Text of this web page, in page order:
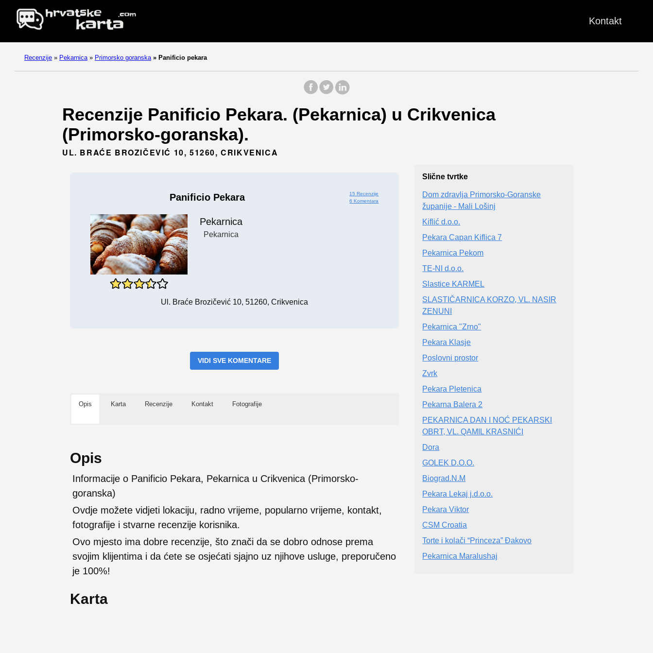
Kontakt
Recenzije » Pekarnica » Primorsko goranska » Panificio pekara
Recenzije Panificio Pekara. (Pekarnica) u Crikvenica
(Primorsko-goranska).
UL. BRAĆE BROZIČEVIĆ 10, 51260, CRIKVENICA
Panificio Pekara
15 Recenzije
6 Komentara
Pekarnica
Pekarnica
Ul. Braće Brozičević 10, 51260, Crikvenica
VIDI SVE KOMENTARE
Opis Karta Recenzije Kontakt Fotografije
Opis
Informacije o Panificio Pekara, Pekarnica u Crikvenica (Primorsko-
goranska)
Ovdje možete vidjeti lokaciju, radno vrijeme, popularno vrijeme, kontakt,
fotografije i stvarne recenzije korisnika.
Ovo mjesto ima dobre recenzije, što znači da se dobro odnose prema
svojim klijentima i da ćete se osjećati sjajno uz njihove usluge, preporučeno
je 100%!
Karta
Slične tvrtke
Dom zdravlja Primorsko-Goranske
županije - Mali Lošinj
Kiflić d.o.o.
Pekara Capan Kiflica 7
Pekarnica Pekom
TE-NI d.o.o.
Slastice KARMEL
SLASTIČARNICA KORZO, VL. NASIR
ZENUNI
Pekarnica "Zrno"
Pekara Klasje
Poslovni prostor
Zvrk
Pekara Pletenica
Pekarna Balera 2
PEKARNICA DAN I NOĆ PEKARSKI
OBRT, VL. QAMIL KRASNIĆI
Dora
GOLEK D.O.O.
Biograd.N.M
Pekara Lekaj j.d.o.o.
Pekara Viktor
CSM Croatia
Torte i kolači “Princeza” Đakovo
Pekarnica Maralushaj